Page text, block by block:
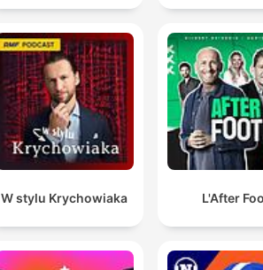
W stylu Krychowiaka L'After